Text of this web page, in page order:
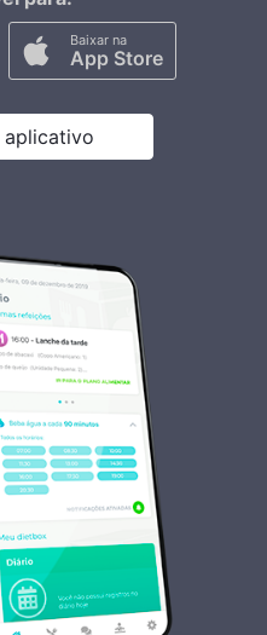
Baixar na
App Store
aplicativo